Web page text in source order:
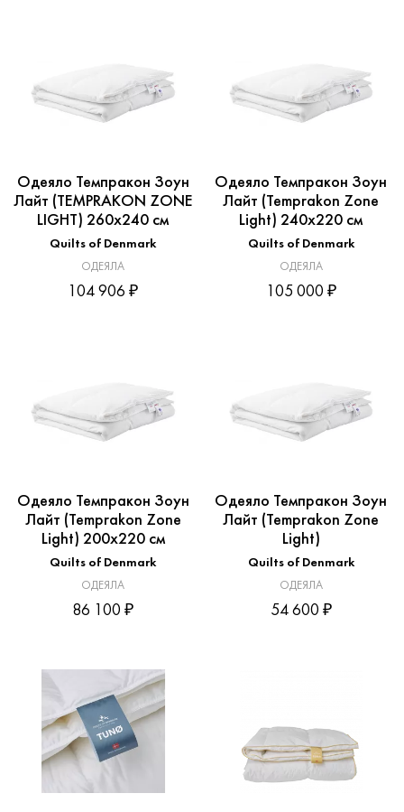
Одеяло Темпракон Зоун
Лайт (TEMPRAKON ZONE
LIGHT) 260x240 см
Quilts of Denmark
ОДЕЯЛА
104 906 ₽
Одеяло Темпракон Зоун
Лайт (Temprakon Zone
Light) 240x220 см
Quilts of Denmark
ОДЕЯЛА
105 000 ₽
Одеяло Темпракон Зоун
Лайт (Temprakon Zone
Light) 200x220 см
Quilts of Denmark
ОДЕЯЛА
86 100 ₽
Одеяло Темпракон Зоун
Лайт (Temprakon Zone
Light)
Quilts of Denmark
ОДЕЯЛА
54 600 ₽